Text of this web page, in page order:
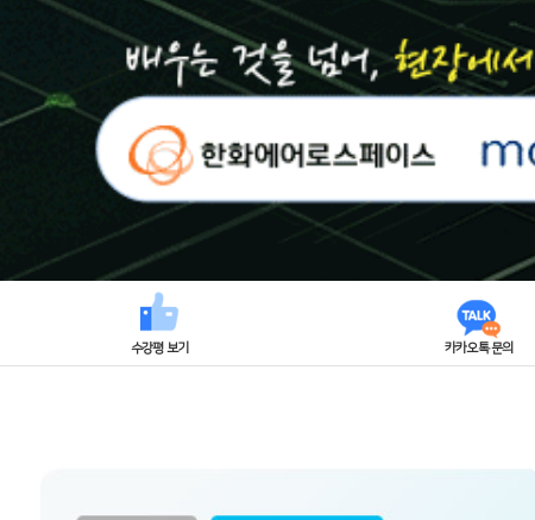
수강평 보기 카카오톡 문의